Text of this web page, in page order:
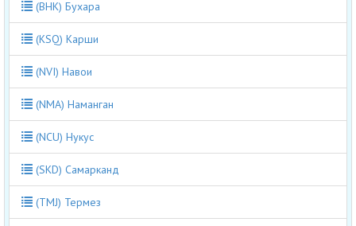
(BHK) Бухара
(KSQ) Карши
(NVI) Навои
(NMA) Наманган
(NCU) Нукус
(SKD) Самарканд
(TMJ) Термез